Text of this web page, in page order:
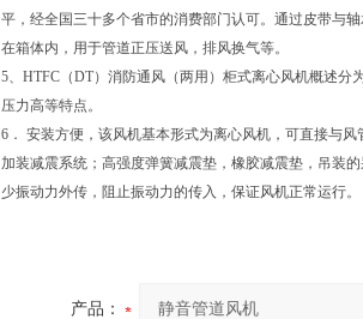
平，经全国三十多个省市的消费部门认可。通过皮带与
在箱体内，用于管道正压送风，排风换气等。
5、HTFC（DT）消防通风（两用）柜式离心风机概述
压力高等特点。
6． 安装方便，该风机基本形式为离心风机，可直接与
加装减震系统；高强度弹簧减震垫，橡胶减震垫，吊装
少振动力外传，阻止振动力的传入，保证风机正常运行。
产品：